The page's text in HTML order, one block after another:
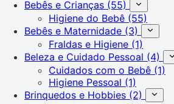
Bebês e Crianças (55)
Higiene do Bebê (55)
Bebês e Maternidade (3)
Fraldas e Higiene (1)
Beleza e Cuidado Pessoal (4)
Cuidados com o Bebê (1)
Higiene Pessoal (1)
Brinquedos e Hobbies (2)